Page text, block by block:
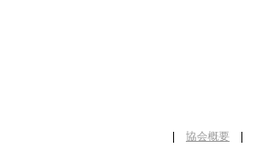
協会概要